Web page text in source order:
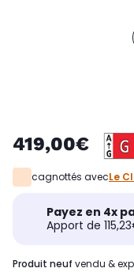
419,00€
cagnottés avecLe
Payez en 4x
Apport de
produit neuf vendu &